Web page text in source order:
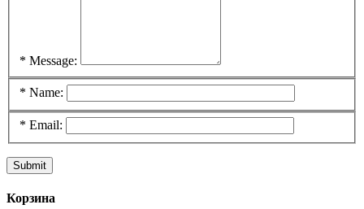
* Message:
* Name:
* Email:
Корзина